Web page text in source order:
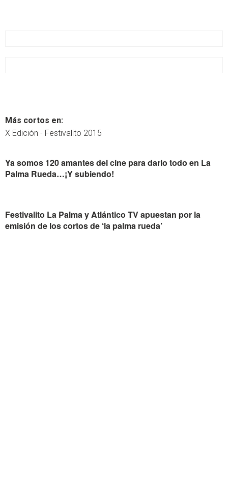
Más cortos en:
X Edición - Festivalito 2015
Ya somos 120 amantes del cine para darlo todo en La
Palma Rueda…¡Y subiendo!
Festivalito La Palma y Atlántico TV apuestan por la
emisión de los cortos de ‘la palma rueda’